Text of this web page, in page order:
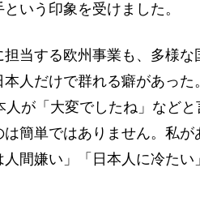
いう印象を受けました。
当する欧州事業も、多様な
人だけで群れる癖があっ
が「大変でしたね」など
簡単ではありません。私
間嫌い」「日本人に冷た